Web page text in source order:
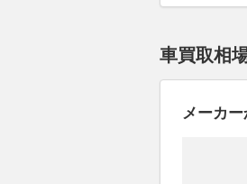
車買取相
メーカ